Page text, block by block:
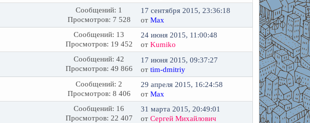
Сообщений: 1
Просмотров: 7 528
17 сентября 2015, 23:36:18
отMax
Сообщений: 13
Просмотров: 19 452
24 июня 2015, 11:00:48
отKumiko
Сообщений: 42
Просмотров: 49 866
17 июня 2015, 09:37:27
отtim-dmitriy
Сообщений: 2
Просмотров: 8 406
29 апреля 2015, 16:24:58
отMax
Сообщений: 16
Просмотров: 22 407
31 марта 2015, 20:49:01
отСергей Михайлович